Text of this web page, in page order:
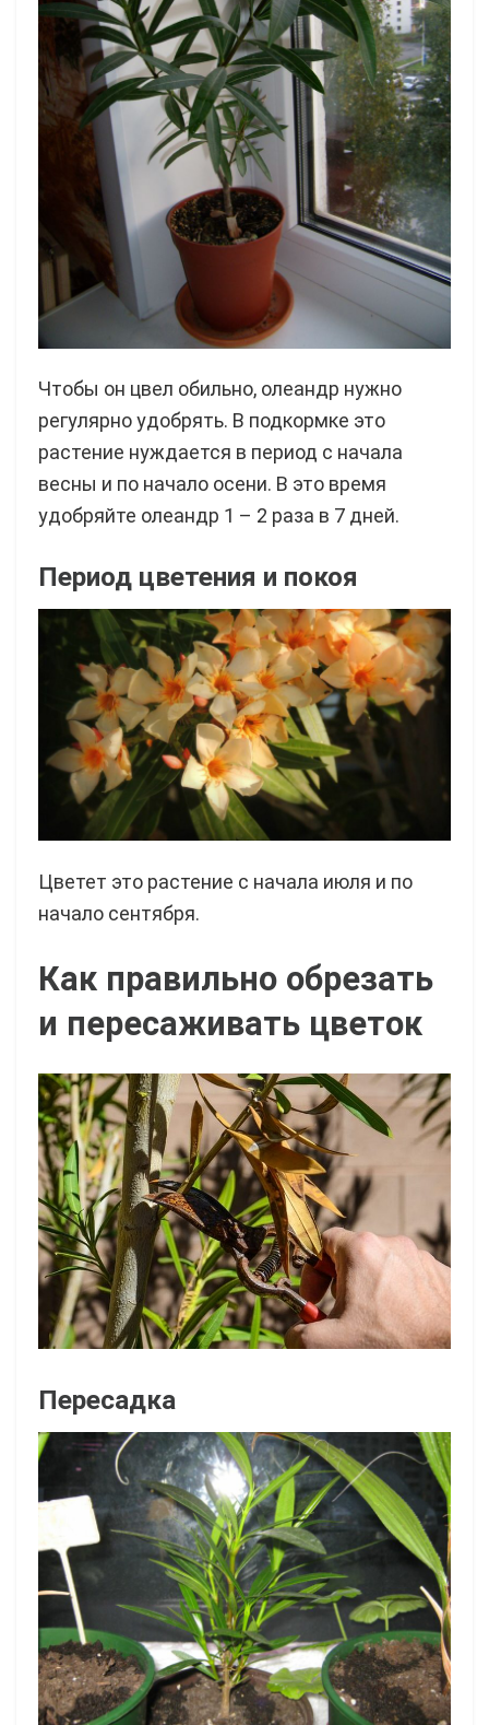
Чтобы он цвел обильно, олеандр нужно
регулярно удобрять. В подкормке это
растение нуждается в период с начала
весны и по начало осени. В это время
удобряйте олеандр 1 – 2 раза в 7 дней.
Период цветения и покоя
Цветет это растение с начала июля и по
начало сентября.
Как правильно обрезать
и пересаживать цветок
Пересадка